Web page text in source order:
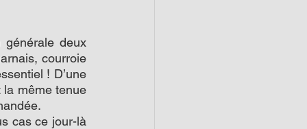
générale deux
courroie
! D’une
la même tenue
cas ce jour-là